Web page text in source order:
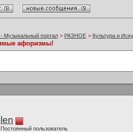
Музыкальный портал > РАЗНОЕ > Культура и
афоризмы!
len
Постоянный пользователь